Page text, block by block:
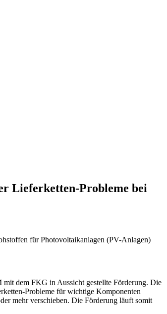
Lieferketten-Probleme bei
für Photovoltaikanlagen (PV-Anlagen)
dem FKG in Aussicht gestellte Förderung. Die
Probleme für wichtige Komponenten
mehr verschieben. Die Förderung läuft somit